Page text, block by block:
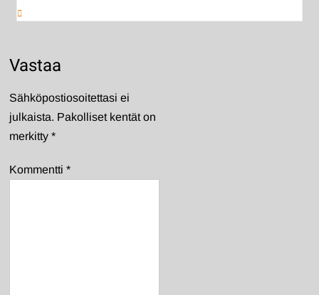
Vastaa
Sähköpostiosoitettasi ei
julkaista. Pakolliset kentät on
merkitty*
Kommentti*